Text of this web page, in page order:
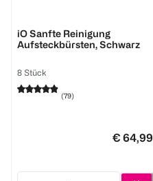
iO Sanfte Reinigung
Aufsteckbürsten, Schwarz
8 Stück
(79)
€ 64,99